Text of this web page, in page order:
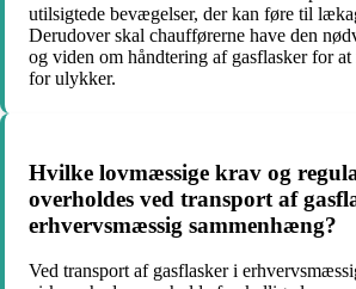
utilsigtede bevægelser, der kan føre til
Derudover skal chaufførerne have den
og viden om håndtering af gasflasker for
for ulykker.
Hvilke lovmæssige krav og
overholdes ved transport af
erhvervsmæssig sammenhæng?
Ved transport af gasflasker i